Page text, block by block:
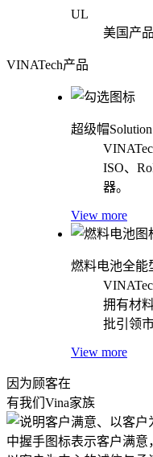
UL
美国产
VINATech产品
超级帽Solution
ISO、
器。
View more
燃料电池全能
拥有材
批引领
View more
因为顾客在
有我们Vina家族